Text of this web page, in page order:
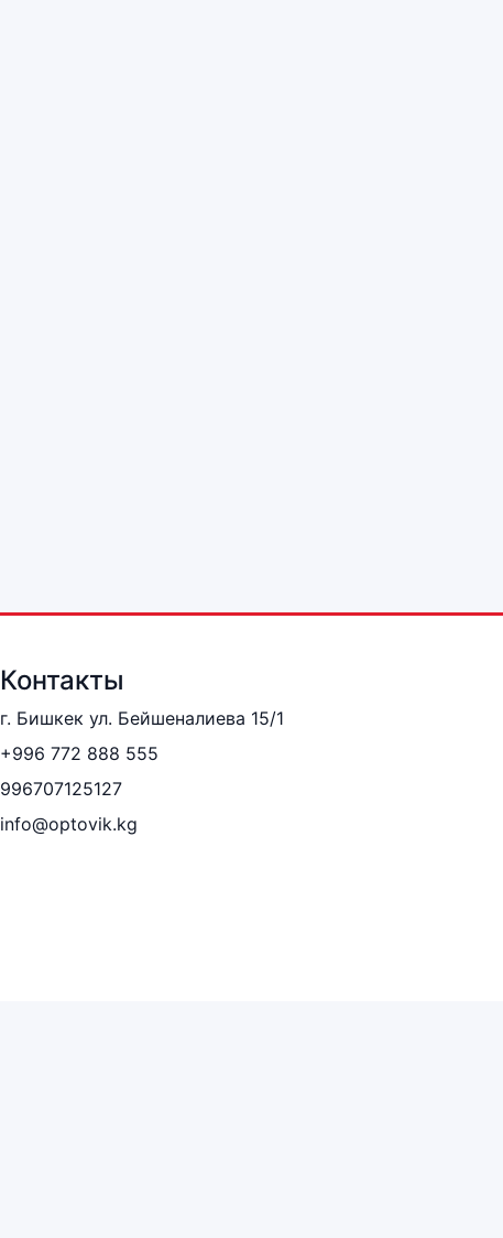
Контакты
г. Бишкек ул. Бейшеналиева 15/1
+996 772 888 555
996707125127
info@optovik.kg